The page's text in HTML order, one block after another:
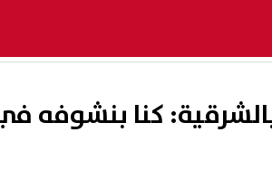
كنا بنشوفه